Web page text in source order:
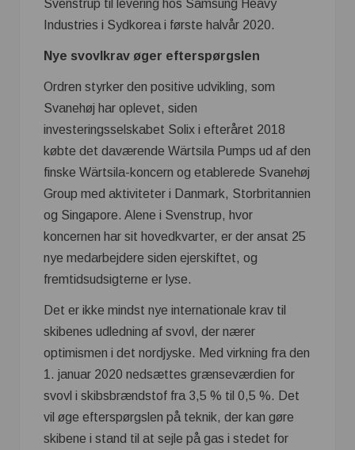
Svenstrup til levering hos Samsung Heavy
Industries i Sydkorea i første halvår 2020.
Nye svovlkrav øger efterspørgslen
Ordren styrker den positive udvikling, som
Svanehøj har oplevet, siden
investeringsselskabet Solix i efteråret 2018
købte det daværende Wärtsila Pumps ud af den
finske Wärtsila-koncern og etablerede Svanehøj
Group med aktiviteter i Danmark, Storbritannien
og Singapore. Alene i Svenstrup, hvor
koncernen har sit hovedkvarter, er der ansat 25
nye medarbejdere siden ejerskiftet, og
fremtidsudsigterne er lyse.
Det er ikke mindst nye internationale krav til
skibenes udledning af svovl, der nærer
optimismen i det nordjyske. Med virkning fra den
1. januar 2020 nedsættes grænseværdien for
svovl i skibsbrændstof fra 3,5 % til 0,5 %. Det
vil øge efterspørgslen på teknik, der kan gøre
skibene i stand til at sejle på gas i stedet for